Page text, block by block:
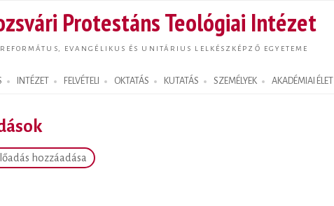
tartalomra
Protestáns Teológiai Intézet
EVANGÉLIKUS ÉS UNITÁRIUS LELKÉSZKÉPZŐ EGYETEME
INTÉZET FELVÉTELI OKTATÁS KUTATÁS SZEMÉLYEK AKADÉMIAI ÉLET
hozzáadása